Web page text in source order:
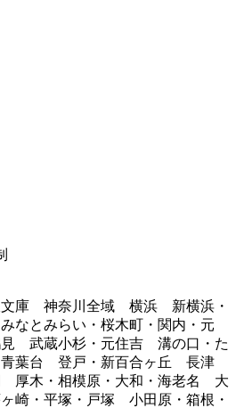
文庫 神奈川全域 横浜 新横浜・
なとみらい・桜木町・関内・元
武蔵小杉・元住吉 溝の口・た
青葉台 登戸・新百合ヶ丘 長津
厚木・相模原・大和・海老名 大
崎・平塚・戸塚 小田原・箱根・